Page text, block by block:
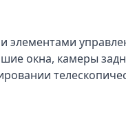
элементами
окна, камеры